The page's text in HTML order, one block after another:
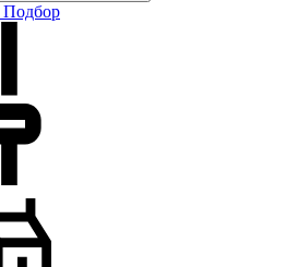
Подбор